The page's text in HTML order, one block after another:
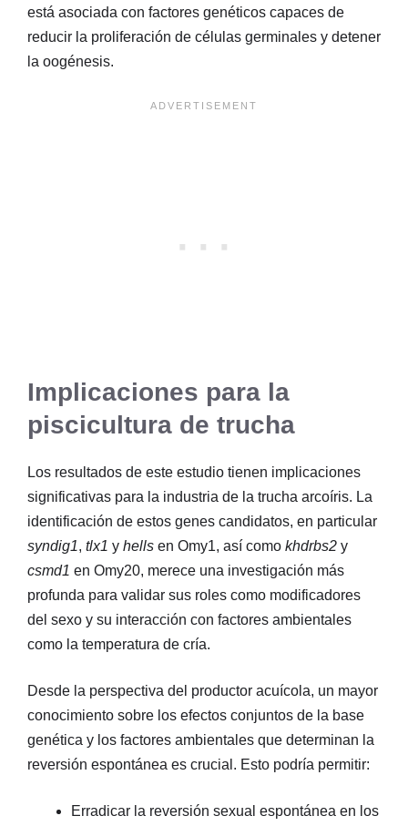
está asociada con factores genéticos capaces de
reducir la proliferación de células germinales y detener
la oogénesis.
Implicaciones para la
piscicultura de trucha
Los resultados de este estudio tienen implicaciones
significativas para la industria de la trucha arcoíris. La
identificación de estos genes candidatos, en particular
syndig1, tlx1 y hells en Omy1, así como khdrbs2 y
csmd1 en Omy20, merece una investigación más
profunda para validar sus roles como modificadores
del sexo y su interacción con factores ambientales
como la temperatura de cría.
Desde la perspectiva del productor acuícola, un mayor
conocimiento sobre los efectos conjuntos de la base
genética y los factores ambientales que determinan la
reversión espontánea es crucial. Esto podría permitir:
Erradicar la reversión sexual espontánea en los